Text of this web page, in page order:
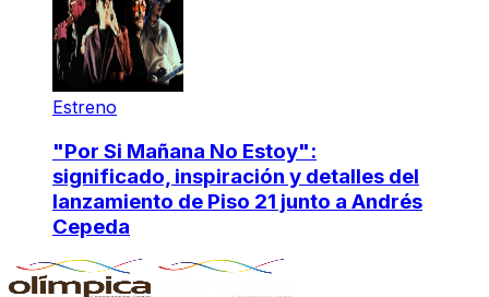
Estreno
"Por Si Mañana No Estoy":
significado, inspiración y detalles del
lanzamiento de Piso 21 junto a Andrés
Cepeda